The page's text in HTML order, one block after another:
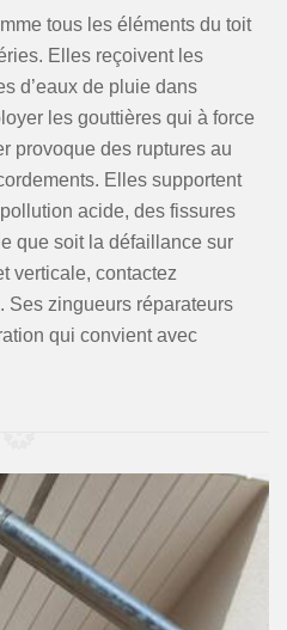
tous les éléments du toit
Elles reçoivent les
d’eaux de pluie dans
les gouttières qui à force
provoque des ruptures au
Elles supportent
acide, des fissures
que soit la défaillance sur
verticale, contactez
Ses zingueurs réparateurs
qui convient avec